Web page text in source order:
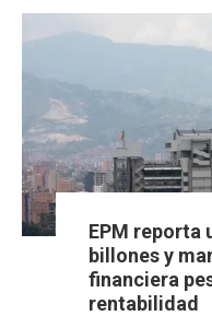
EPM reporta
billones y
financiera
rentabilidad